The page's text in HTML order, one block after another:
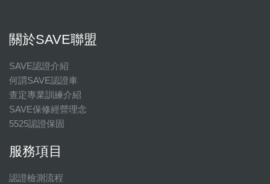
關於SAVE聯盟
SAVE認證介紹
何謂SAVE認證車
查定專業訓練介紹
SAVE保修經營理念
5525認證保固
服務項目
認證檢測流程